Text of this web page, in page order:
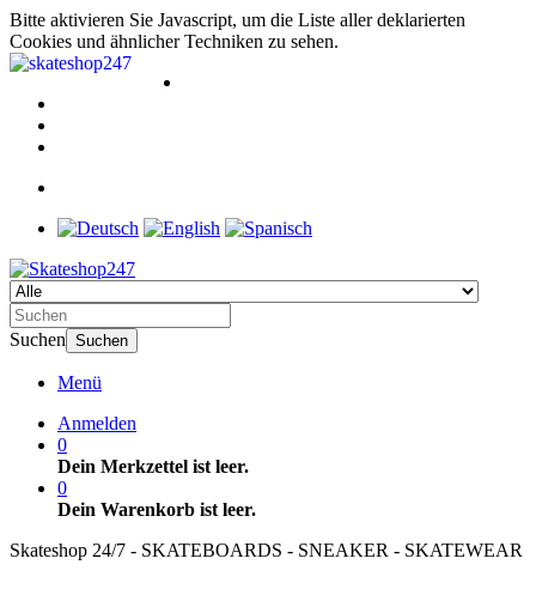
Bitte aktivieren Sie Javascript, um die Liste aller deklarierten
Cookies und ähnlicher Techniken zu sehen.
Suchen Suchen
Menü
Anmelden
0
Dein Merkzettel ist leer.
0
Dein Warenkorb ist leer.
Skateshop 24/7 - SKATEBOARDS - SNEAKER - SKATEWEAR